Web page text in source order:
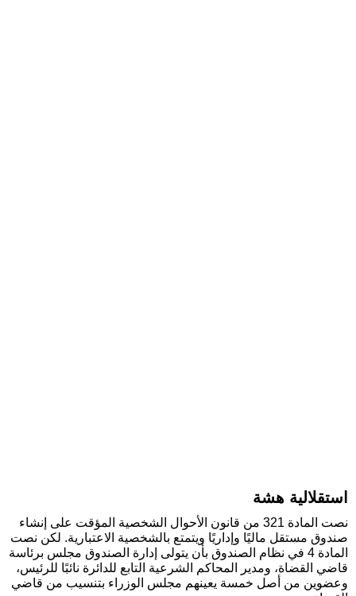
استقلالية هشة
نصت المادة 321 من قانون الأحوال الشخصية المؤقت على إنشاء
صندوق مستقل ماليًا وإداريًا ويتمتع بالشخصية الاعتبارية. لكن نصت
المادة 4 في نظام الصندوق بأن يتولى إدارة الصندوق مجلس برئاسة
قاضي القضاة، ومدير المحاكم الشرعية التابع للدائرة نائبًا للرئيس،
وعضوين من أصل خمسة يعينهم مجلس الوزراء بتنسيب من قاضي